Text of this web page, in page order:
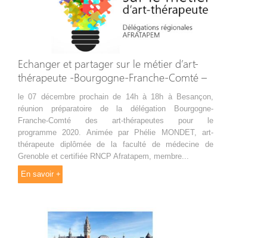
Echanger et partager sur le métier d’art-
thérapeute -Bourgogne‐Franche‐Comté –
le 07 décembre prochain de 14h à 18h à Besançon,
réunion préparatoire de la délégation Bourgogne‐
Franche‐Comté des art-thérapeutes pour le
programme 2020. Animée par Phélie MONDET, art-
thérapeute diplômée de la faculté de médecine de
Grenoble et certifiée RNCP Afratapem, membre...
En savoir +